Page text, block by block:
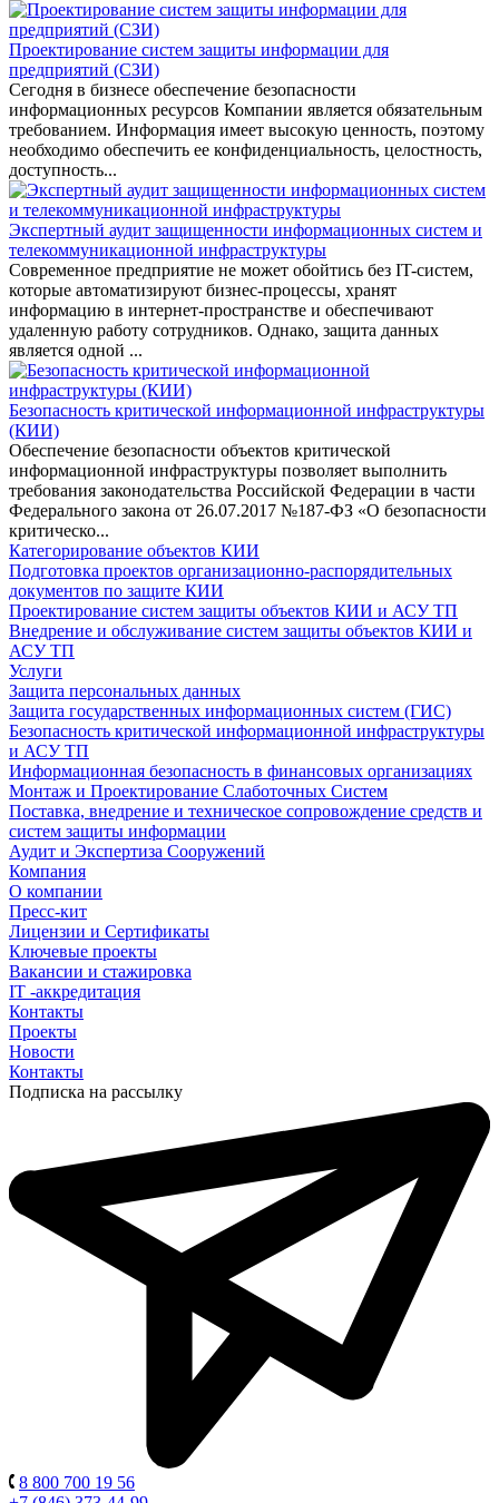
Проектирование систем защиты информации для
предприятий (СЗИ)
Сегодня в бизнесе обеспечение безопасности
информационных ресурсов Компании является обязательным
требованием. Информация имеет высокую ценность, поэтому
необходимо обеспечить ее конфиденциальность, целостность,
доступность...
Экспертный аудит защищенности информационных систем и
телекоммуникационной инфраструктуры
Современное предприятие не может обойтись без IT-систем,
которые автоматизируют бизнес-процессы, хранят
информацию в интернет-пространстве и обеспечивают
удаленную работу сотрудников. Однако, защита данных
является одной ...
Безопасность критической информационной инфраструктуры
(КИИ)
Обеспечение безопасности объектов критической
информационной инфраструктуры позволяет выполнить
требования законодательства Российской Федерации в части
Федерального закона от 26.07.2017 №187-ФЗ «О безопасности
критическо...
Категорирование объектов КИИ
Подготовка проектов организационно-распорядительных
документов по защите КИИ
Проектирование систем защиты объектов КИИ и АСУ ТП
Внедрение и обслуживание систем защиты объектов КИИ и
АСУ ТП
Услуги
Защита персональных данных
Защита государственных информационных систем (ГИС)
Безопасность критической информационной инфраструктуры
и АСУ ТП
Информационная безопасность в финансовых организациях
Монтаж и Проектирование Слаботочных Систем
Поставка, внедрение и техническое сопровождение средств и
систем защиты информации
Аудит и Экспертиза Сооружений
Компания
О компании
Пресс-кит
Лицензии и Сертификаты
Ключевые проекты
Вакансии и стажировка
IT -аккредитация
Контакты
Проекты
Новости
Контакты
Подписка на рассылку
8 800 700 19 56